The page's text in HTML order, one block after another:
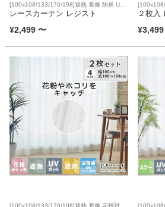
[100x108/133/176/198]遮熱 遮像 防炎 UV
カット 洗濯可
レースカーテン レジスト
¥2,499 〜
UVカッ
２枚入
¥3,499
[100x108/133/176/198]遮熱 遮像 花粉対策